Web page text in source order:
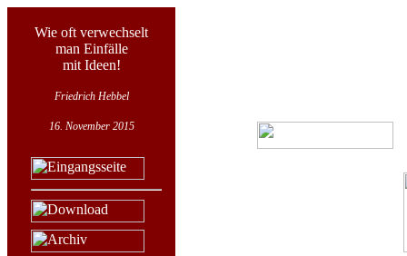
Wie oft verwechselt
man Einfälle
mit Ideen!
Friedrich Hebbel
16. November 2015